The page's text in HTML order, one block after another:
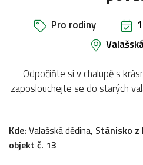
Pro rodiny
Odpočiňte si v chalupě s
zaposlouchejte se do starých
Kde: Valašská dědina, Stánisko z
objekt č. 13